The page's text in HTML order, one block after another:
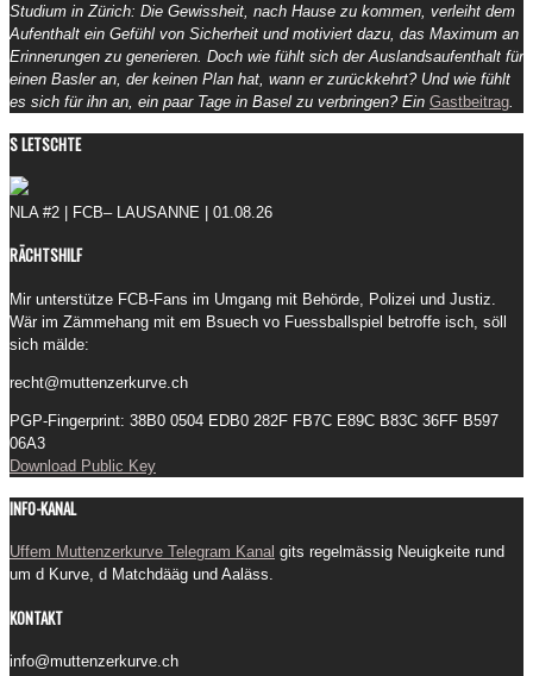
Studium in Zürich: Die Gewissheit, nach Hause zu kommen, verleiht dem
Aufenthalt ein Gefühl von Sicherheit und motiviert dazu, das Maximum an
Erinnerungen zu generieren. Doch wie fühlt sich der Auslandsaufenthalt für
einen Basler an, der keinen Plan hat, wann er zurückkehrt? Und wie fühlt
es sich für ihn an, ein paar Tage in Basel zu verbringen? Ein Gastbeitrag
S LETSCHTE
NLA #2 | FCB– LAUSANNE | 01.08.26
RÄCHTSHILF
Mir unterstütze FCB-Fans im Umgang mit Behörde, Polizei und Justiz.
Wär im Zämmehang mit em Bsuech vo Fuessballspiel betroffe isch, söll
sich mälde:
recht@muttenzerkurve.ch
PGP-Fingerprint: 38B0 0504 EDB0 282F FB7C E89C B83C 36FF B597
06A3
Download Public Key
INFO-KANAL
Uffem Muttenzerkurve Telegram Kanal gits regelmässig Neuigkeite rund
um d Kurve, d Matchdääg und Aaläss.
KONTAKT
info@muttenzerkurve.ch